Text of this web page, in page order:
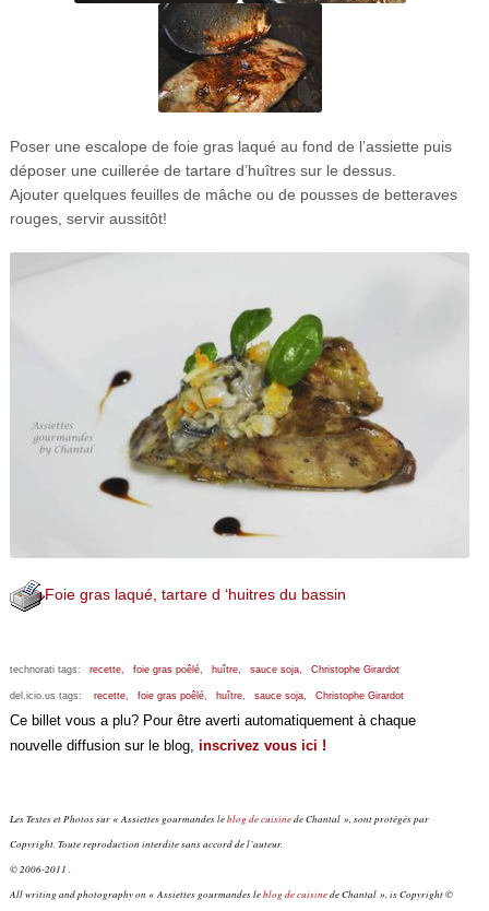
Poser une escalope de foie gras laqué au fond de l’assiette puis
déposer une cuillerée de tartare d’huîtres sur le dessus.
Ajouter quelques feuilles de mâche ou de pousses de betteraves
rouges, servir aussitôt!
Foie gras laqué, tartare d ‘huitres du bassin
technorati tags: recette, foie gras poêlé, huître, sauce soja, Christophe Girardot
del.icio.us tags: recette, foie gras poêlé, huître, sauce soja, Christophe Girardot
Ce billet vous a plu? Pour être averti automatiquement à chaque
nouvelle diffusion sur le blog, inscrivez vous ici !
Les Textes et Photos sur « Assiettes gourmandes leblog de cuisinede Chantal », sont protégés par
Copyright. Toute reproduction interdite sans accord de l’auteur.
© 2006-2011 .
All writing and photography on « Assiettes gourmandes leblog de cuisinede Chantal », is Copyright ©